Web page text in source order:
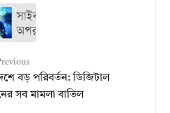
বড় পরিবর্তন: ডিজিটাল
সব মামলা বাতিল